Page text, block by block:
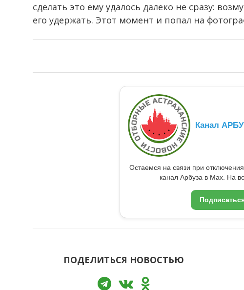
сделать это ему удалось далеко не сразу:
его удержать. Этот момент и попал на
Канал
Остаемся на связи при
канал Арбуза в Max. На
ПОДЕЛИТЬСЯ НОВОСТЬЮ